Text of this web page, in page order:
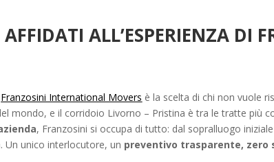
ALL’ESPERIENZA DI
Franzosini International Movers è la scelta di chi non vuole
mondo, e il corridoio Livorno – Pristina è tra le tratte più
, Franzosini si occupa di tutto: dal sopralluogo
Un unico interlocutore, un preventivo trasparente, zero